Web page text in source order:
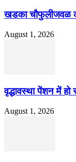
खडका चौफुलीजवळ
August 1, 2026
वृद्धावस्था पेंशन में
August 1, 2026